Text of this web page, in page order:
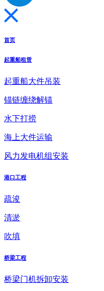
首页
起重船租赁
起重船大件吊装
锚链缠绕解锚
水下打捞
海上大件运输
风力发电机组安装
港口工程
疏浚
清淤
吹填
桥梁工程
桥梁门机拆卸安装